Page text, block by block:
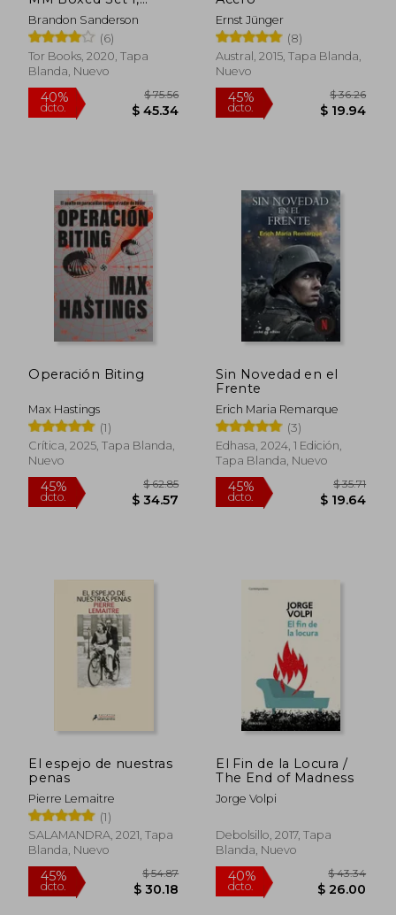
Books 1-3 (en Inglés)
Brandon Sanderson
(6)
Tor Books, 2020, Tapa
Blanda, Nuevo
40%
dcto. $ 45.34
Ernst Jünger
(8)
Austral, 2015, Tapa Blanda,
Nuevo
45%
dcto.
Operación Biting
Max Hastings
(1)
Crítica, 2025, Tapa Blanda,
Nuevo
Sin Novedad en el
Frente
Erich Maria Remarque
(3)
Edhasa, 2024, 1 Edición,
Tapa Blanda, Nuevo
dcto.
El espejo de nuestras
penas
Pierre Lemaitre
(1)
SALAMANDRA, 2021, Tapa
Blanda, Nuevo
El Fin de la Locura /
The End of Madness
Jorge Volpi
Debolsillo, 2017, Tapa
Blanda, Nuevo